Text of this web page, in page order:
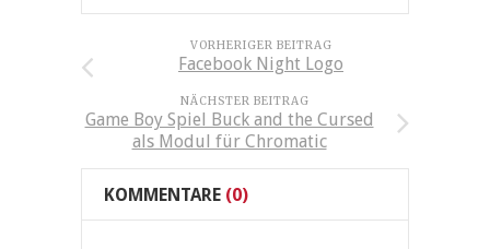
VORHERIGER BEITRAG
Facebook Night Logo
NÄCHSTER BEITRAG
Game Boy Spiel Buck and the Cursed
als Modul für Chromatic
KOMMENTARE (0)